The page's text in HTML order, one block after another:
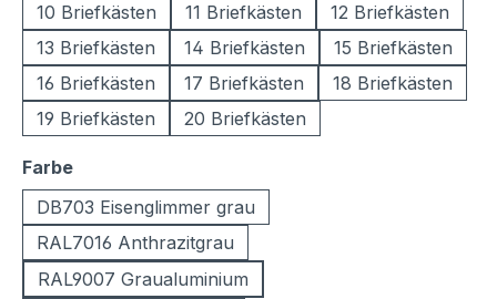
10 Briefkästen
11 Briefkästen
12 Briefkästen
13 Briefkästen
14 Briefkästen
15 Briefkästen
16 Briefkästen
17 Briefkästen
18 Briefkästen
19 Briefkästen
20 Briefkästen
Farbeauswählen
DB703 Eisenglimmer grau
RAL7016 Anthrazitgrau
RAL9007 Graualuminium